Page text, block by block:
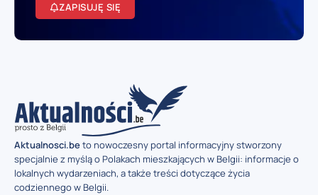
ZAPISUJĘ SIĘ
Aktualnosci.beto nowoczesny portal informacyjny stworzony
specjalnie z myślą o Polakach mieszkających w Belgii: informacje o
lokalnych wydarzeniach, a także treści dotyczące życia
codziennego w Belgii.